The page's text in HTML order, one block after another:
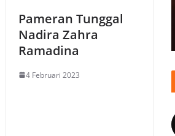
Pameran Tunggal
Nadira Zahra
Ramadina
4 Februari 2023